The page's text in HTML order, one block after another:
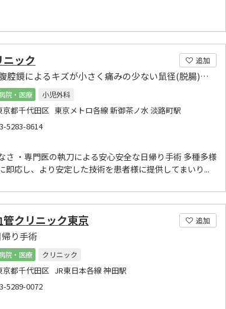
追加
ック
術中完全無痛+腹腔鏡によるキズが小さく痛みの少ない鼠径(脱腸)ヘルニア日帰り手術
院・医療
小児外科
京都千代田区 東京メトロ各線 新御茶ノ水 淡路町駅
5283-8614
さ ・専門医の執刀による安心安全な日帰り手術 多種多様
即応し、より安定した技術を患者様に提供してまいり...
追加
クリニック東京
り手術
院・医療
クリニック
京都千代田区 JR東日本各線 神田駅
5289-0072